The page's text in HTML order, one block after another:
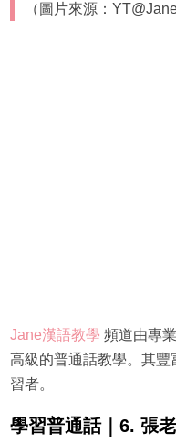
（圖片來源：
Jane漢語教學 頻道由專
高級的普通話教學。其
習者。
學習普通話｜6. 張